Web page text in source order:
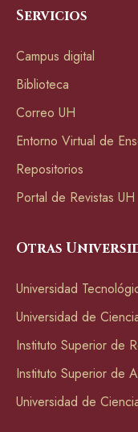
Servicios
Campus digital
Biblioteca
Correo UH
Entorno Virtual de
Repositorios
Portal de Revistas UH
Otras
Universidad
Universidad de
Instituto Superior de
Instituto Superior de
Universidad de